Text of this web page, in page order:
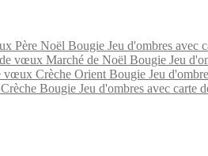
Père Noël Bougie Jeu d'ombres avec
Marché de Noël Bougie Jeu
Crèche Orient Bougie Jeu
Crèche Bougie Jeu d'ombres avec carte